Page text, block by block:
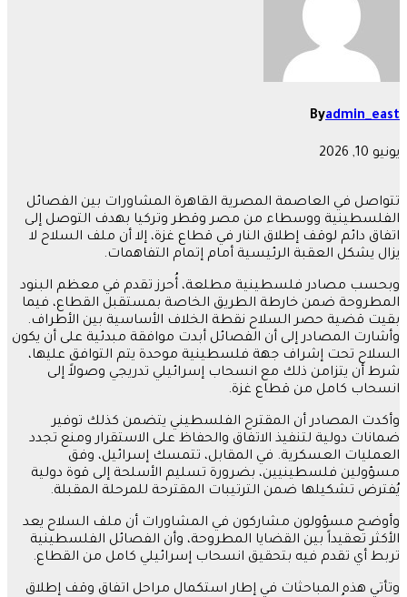
Byadmin_east
يونيو 10, 2026
تتواصل في العاصمة المصرية القاهرة المشاورات بين الفصائل
الفلسطينية ووسطاء من مصر وقطر وتركيا بهدف التوصل إلى
اتفاق دائم لوقف إطلاق النار في قطاع غزة، إلا أن ملف السلاح لا
يزال يشكل العقبة الرئيسية أمام إتمام التفاهمات.
وبحسب مصادر فلسطينية مطلعة، أُحرز تقدم في معظم البنود
المطروحة ضمن خارطة الطريق الخاصة بمستقبل القطاع، فيما
بقيت قضية حصر السلاح نقطة الخلاف الأساسية بين الأطراف.
وأشارت المصادر إلى أن الفصائل أبدت موافقة مبدئية على أن يكون
السلاح تحت إشراف جهة فلسطينية موحدة يتم التوافق عليها،
شرط أن يتزامن ذلك مع انسحاب إسرائيلي تدريجي وصولاً إلى
انسحاب كامل من قطاع غزة.
وأكدت المصادر أن المقترح الفلسطيني يتضمن كذلك توفير
ضمانات دولية لتنفيذ الاتفاق والحفاظ على الاستقرار ومنع تجدد
العمليات العسكرية. في المقابل، تتمسك إسرائيل، وفق
مسؤولين فلسطينيين، بضرورة تسليم الأسلحة إلى قوة دولية
يُفترض تشكيلها ضمن الترتيبات المقترحة للمرحلة المقبلة.
وأوضح مسؤولون مشاركون في المشاورات أن ملف السلاح يعد
الأكثر تعقيداً بين القضايا المطروحة، وأن الفصائل الفلسطينية
تربط أي تقدم فيه بتحقيق انسحاب إسرائيلي كامل من القطاع.
وتأتي هذه المباحثات في إطار استكمال مراحل اتفاق وقف إطلاق